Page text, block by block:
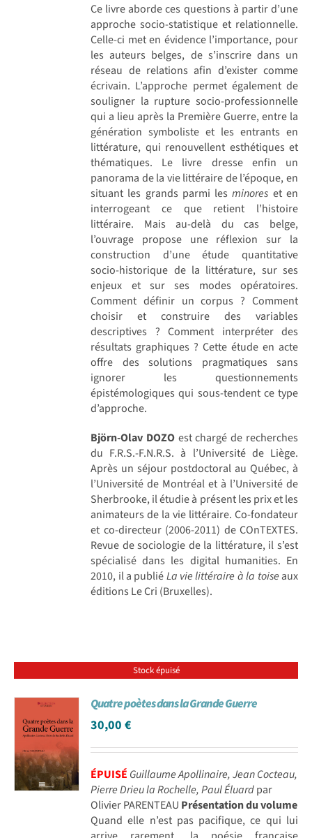
Ce livre aborde ces questions à partir d’une
approche socio-statistique et relationnelle.
Celle-ci met en évidence l’importance, pour
les auteurs belges, de s’inscrire dans un
réseau de relations afin d’exister comme
écrivain. L’approche permet également de
souligner la rupture socio-professionnelle
qui a lieu après la Première Guerre, entre la
génération symboliste et les entrants en
littérature, qui renouvellent esthétiques et
thématiques. Le livre dresse enfin un
panorama de la vie littéraire de l’époque, en
situant les grands parmi lesminores et en
interrogeant ce que retient l’histoire
littéraire. Mais au-delà du cas belge,
l’ouvrage propose une réflexion sur la
construction d’une étude quantitative
socio-historique de la littérature, sur ses
enjeux et sur ses modes opératoires.
Comment définir un corpus ? Comment
choisir et construire des variables
descriptives ? Comment interpréter des
résultats graphiques ? Cette étude en acte
offre des solutions pragmatiques sans
ignorer les questionnements
épistémologiques qui sous-tendent ce type
d’approche.
Björn-Olav DOZOest chargé de recherches
du F.R.S.-F.N.R.S. à l’Université de Liège.
Après un séjour postdoctoral au Québec, à
l’Université de Montréal et à l’Université de
Sherbrooke, il étudie à présent les prix et les
animateurs de la vie littéraire. Co-fondateur
et co-directeur (2006-2011) de COnTEXTES.
Revue de sociologie de la littérature, il s’est
spécialisé dans les digital humanities. En
2010, il a publiéLa vie littéraire à la toise aux
éditions Le Cri (Bruxelles).
Stock épuisé
Quatre poètes dans la Grande Guerre
30,00€
ÉPUISÉ Guillaume Apollinaire, Jean Cocteau,
Pierre Drieu la Rochelle, Paul Éluardpar
Olivier PARENTEAU Présentation du volume
Quand elle n’est pas pacifique, ce qui lui